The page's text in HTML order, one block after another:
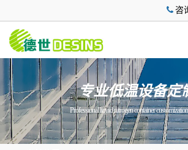
咨
专业低温设备定
Professional liquid nitrogen container